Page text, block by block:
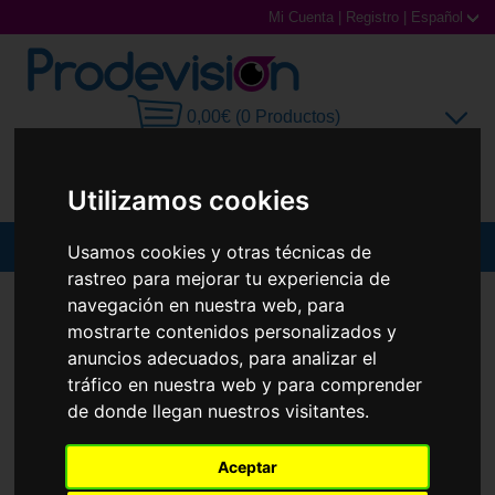
Utilizamos cookies
Usamos cookies y otras técnicas de
rastreo para mejorar tu experiencia de
navegación en nuestra web, para
mostrarte contenidos personalizados y
anuncios adecuados, para analizar el
tráfico en nuestra web y para comprender
de donde llegan nuestros visitantes.
Aceptar
Mi Cuenta Registro Español
0,00€ (0 Productos)
Gafas de Sol
Gafas Graduadas
Gafas Deportivas
Lentillas
GAFAS DE SOL PRADA PR 14YS